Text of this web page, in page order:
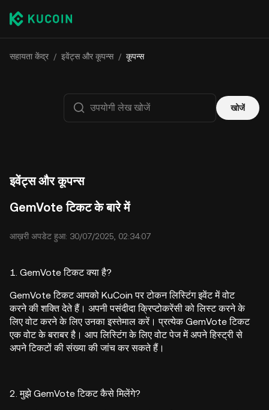
सहायता केंद्र / इवेंट्स और कूपन्स / कूपन्स
खोजें
इवेंट्स और कूपन्स
GemVote टिकट के बारे में
आख़री अपडेट हुआ: 30/07/2025, 02:34:07
1. GemVote टिकट क्या है?
GemVote टिकट आपको KuCoin पर टोकन लिस्टिंग इवेंट में वोट
करने की शक्ति देते हैं। अपनी पसंदीदा क्रिप्टोकरेंसी को लिस्ट करने के
लिए वोट करने के लिए उनका इस्तेमाल करें। प्रत्येक GemVote टिकट
एक वोट के बराबर है। आप लिस्टिंग के लिए वोट पेज में अपने हिस्ट्री से
अपने टिकटों की संख्या की जांच कर सकते हैं।
2. मुझे GemVote टिकट कैसे मिलेंगे?